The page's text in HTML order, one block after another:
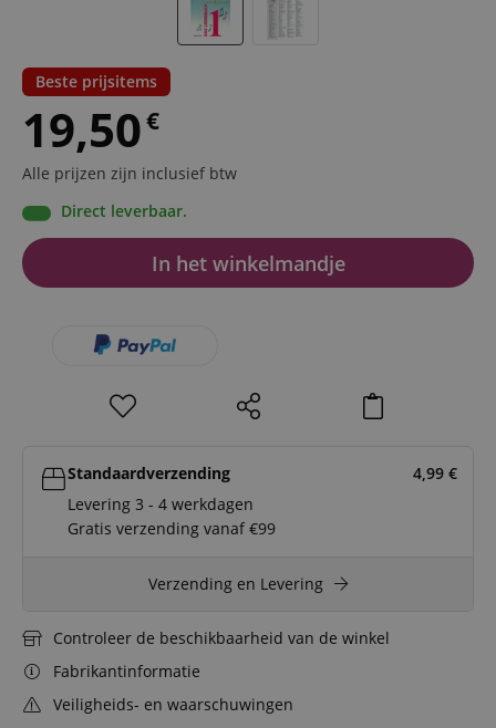
Beste prijsitems
19,50€
Alle prijzen zijn inclusief btw
Direct leverbaar.
In het winkelmandje
Standaardverzending 4,99 €
Levering 3 - 4 werkdagen
Gratis verzending vanaf €99
Verzending en Levering
Controleer de beschikbaarheid van de winkel
Fabrikantinformatie
Veiligheids- en waarschuwingen